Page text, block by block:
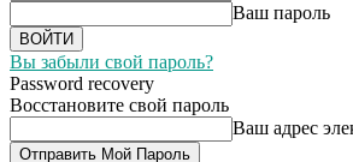
Ваш пароль
Вы забыли свой пароль?
Password recovery
Восстановите свой пароль
Ваш адрес